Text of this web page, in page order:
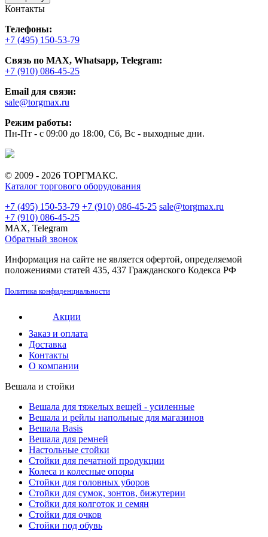
Контакты
Телефоны:
+7 (495) 150-53-79
Связь по MAX, Whatsapp, Telegram:
+7 (910) 086-45-25
Email для связи:
sale@torgmax.ru
Режим работы:
Пн-Пт - с 09:00 до 18:00, Сб, Вс - выходные дни.
© 2009 - 2026 ТОРГМАКС.
Каталог торгового оборудования
+7 (495) 150-53-79 +7 (910) 086-45-25 sale@torgmax.ru
+7 (910) 086-45-25
MAX, Telegram
Обратный звонок
Информация на сайте не является офертой, определяемой
положениями статей 435, 437 Гражданского Кодекса РФ
Политика конфиденциальности
Акции
Заказ и оплата
Доставка
Контакты
О компании
Вешала и стойки
Вешала для тяжелых вещей - усиленные
Вешала и рейлы напольные для магазинов
Вешала Basis
Вешала для ремней
Настольные стойки
Стойки для печатной продукции
Колеса и колесные опоры
Стойки для головных уборов
Стойки для сумок, зонтов, бижутерии
Стойки для колготок и семян
Стойки для очков
Стойки под обувь